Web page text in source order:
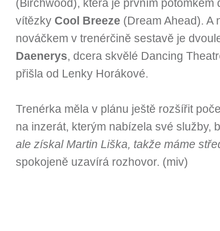
(Birchwood), která je prvním potomkem
vítězky Cool Breeze (Dream Ahead). A
nováčkem v trenérčině sestavě je
Daenerys, dcera skvělé Dancing
přišla od Lenky Horákové.
Trenérka měla v plánu ještě rozšířit
na inzerát, kterým nabízela své služby,
ale získal Martin Liška, takže máme
spokojeně uzavírá rozhovor. (miv)